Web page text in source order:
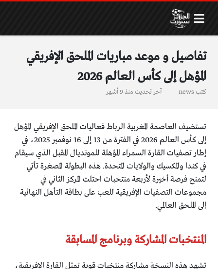
تفاصيل و موعد مباريات الملحق الإفريقي
المؤهل إلى كأس العالم 2026
كتبnews آخر تحديث منذ 9 أشهر
تستضيف العاصمة المغربية الرباط فعاليات الملحق الإفريقي المؤهل
إلى كأس العالم 2026 في الفترة من 13 إلى 16 نوفمبر 2025، في
إطار تصفيات القارة السمراء المؤهلة للمونديال المقبل الذي سيقام
في كندا والمكسيك والولايات المتحدة. هذه البطولة المصغرة تأتي
لتمنح فرصة أخيرة لأربعة منتخبات احتلت المركز الثاني في
مجموعات التصفيات الإفريقية للعب على بطاقة التأهل النهائية
إلى الملحق العالمي.​
المنتخبات المشاركة وبرنامج المسابقة
تشهد هذه النسخة مشاركة منتخبات قوية تمثل القارة الإفريقية،